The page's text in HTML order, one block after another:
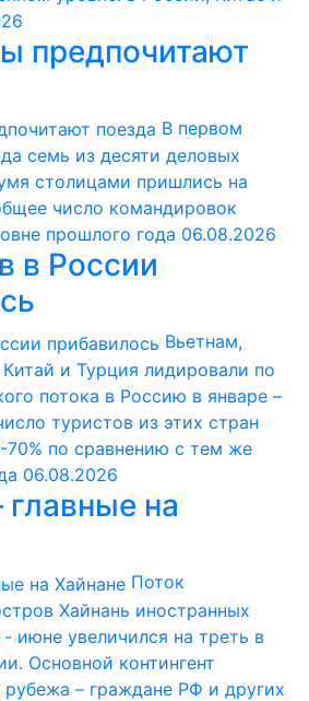
предпочитают
В первом
семь из десяти деловых
столицами пришлись на
число командировок
прошлого года 06.08.2026
в России
Вьетнам,
и Турция лидировали по
потока в Россию в январе –
туристов из этих стран
70% по сравнению с тем же
06.08.2026
главные на
Поток
Хайнань иностранных
июне увеличился на треть в
Основной контингент
– граждане РФ и других